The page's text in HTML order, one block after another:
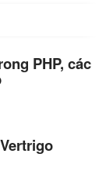
PHP, các